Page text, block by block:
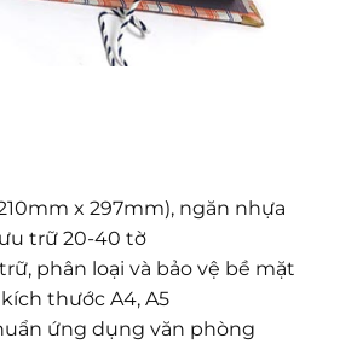
x 297mm), ngăn nhựa
trữ 20-40 tờ
phân loại và bảo vệ bề mặt
thước A4, A5
ứng dụng văn phòng